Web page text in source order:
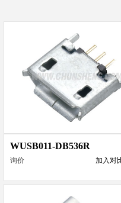
WUSB011-DB536R
询价 加入对